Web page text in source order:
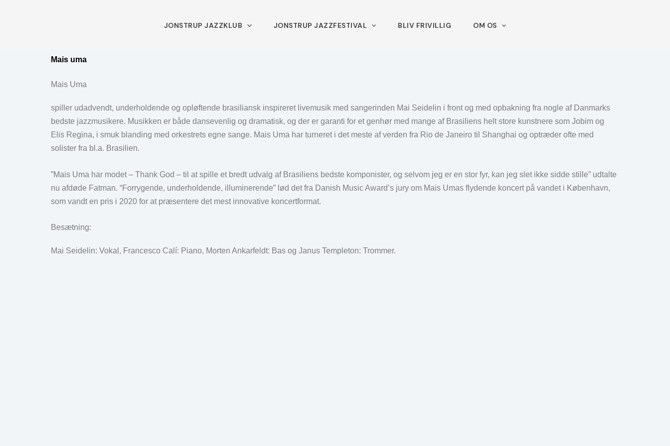
JONSTRUP JAZZKLUB JONSTRUP JAZZFESTIVAL BLIV FRIVILLIG OM OS
Mais uma
Mais Uma
spiller udadvendt, underholdende og opløftende brasiliansk inspireret livemusik med sangerinden Mai Seidelin i front og med opbakning fra nogle af Danmarks
bedste jazzmusikere. Musikken er både dansevenlig og dramatisk, og der er garanti for et genhør med mange af Brasiliens helt store kunstnere som Jobim og
Elis Regina, i smuk blanding med orkestrets egne sange. Mais Uma har turneret i det meste af verden fra Rio de Janeiro til Shanghai og optræder ofte med
solister fra bl.a. Brasilien.
”Mais Uma har modet – Thank God – til at spille et bredt udvalg af Brasiliens bedste komponister, og selvom jeg er en stor fyr, kan jeg slet ikke sidde stille” udtalte
nu afdøde Fatman. “Forrygende, underholdende, illuminerende” lød det fra Danish Music Award’s jury om Mais Umas flydende koncert på vandet i København,
som vandt en pris i 2020 for at præsentere det mest innovative koncertformat.
Besætning:
Mai Seidelin: Vokal, Francesco Calí: Piano, Morten Ankarfeldt: Bas og Janus Templeton: Trommer.